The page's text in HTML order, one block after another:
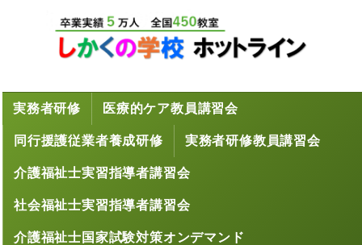
実務者研修 医療的ケア教員講習会
同行援護従業者養成研修 実務者研修教員講習会
介護福祉士実習指導者講習会
社会福祉士実習指導者講習会
介護福祉士国家試験対策オンデマンド